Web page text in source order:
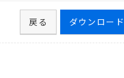
ダウンロード
戻る